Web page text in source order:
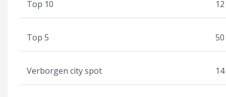
Top 10 12
Top 5 50
Verborgen city spot 14